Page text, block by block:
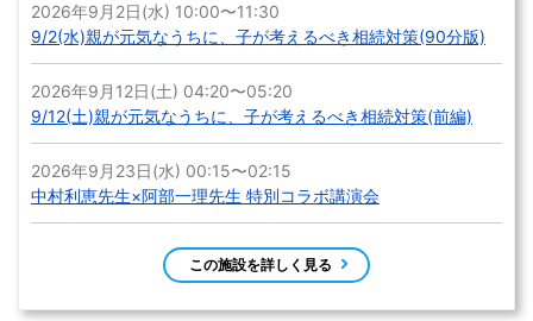
2026年9月2日(水) 10:00〜11:30
9/2(水)親が元気なうちに、子が考えるべき相続対策(90分版)
2026年9月12日(土) 04:20〜05:20
9/12(土)親が元気なうちに、子が考えるべき相続対策(前編)
2026年9月23日(水) 00:15〜02:15
中村利恵先生×阿部一理先生 特別コラボ講演会
この施設を詳しく見る